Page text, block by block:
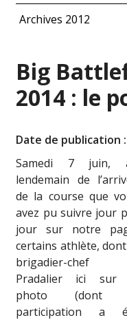
Archives 2012
Big
2014 : le
Date de publication
Samedi 7 juin,
lendemain de
de la course que
avez pu suivre jour
jour sur notre
certains athlète,
brigadier-chef
Pradalier ici sur
photo (dont
participation a